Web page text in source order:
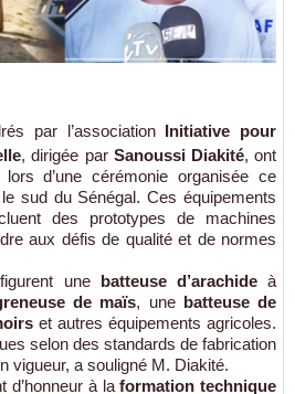
par l’association Initiative pour
, dirigée par Sanoussi Diakité, ont
d’une cérémonie organisée ce
sud du Sénégal. Ces équipements
des prototypes de machines
aux défis de qualité et de normes
une batteuse d’arachideà
de maïs, une batteuse de
et autres équipements agricoles.
selon des standards de fabrication
vigueur, a souligné M. Diakité.
d’honneur à laformation technique